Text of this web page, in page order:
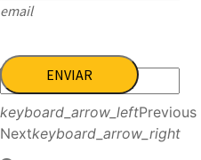
email
ENVIAR
keyboard_arrow_leftPrevious
Nextkeyboard_arrow_right